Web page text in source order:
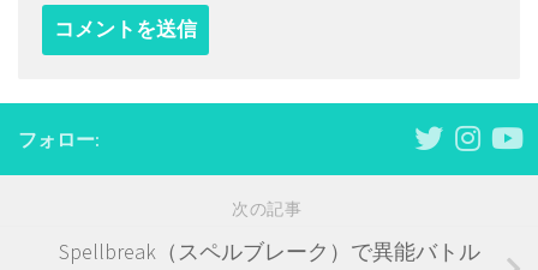
フォロー:
次の記事
Spellbreak（スペルブレーク）で異能バトル